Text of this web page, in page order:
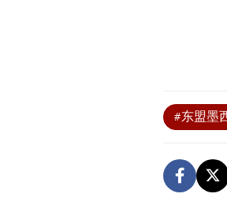
#东盟墨